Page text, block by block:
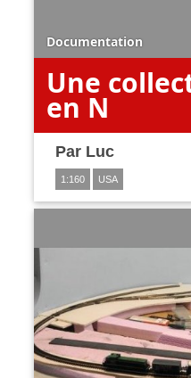
Documentation
Une
en N
Par Luc
1:160 USA